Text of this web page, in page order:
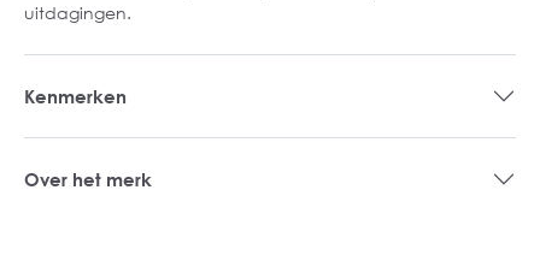
uitdagingen.
Kenmerken
Over het merk